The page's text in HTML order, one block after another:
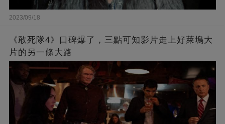
2023/09/18
《敢死隊4》口碑爆了，三點可知影片走上好萊塢大
片的另一條大路